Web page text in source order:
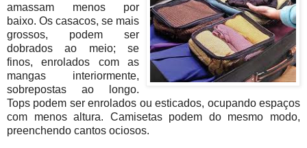
amassam menos por
baixo. Os casacos, se mais
grossos, podem ser
dobrados ao meio; se
finos, enrolados com as
mangas interiormente,
sobrepostas ao longo.
Tops podem ser enrolados ou esticados, ocupando espaços
com menos altura. Camisetas podem do mesmo modo,
preenchendo cantos ociosos.